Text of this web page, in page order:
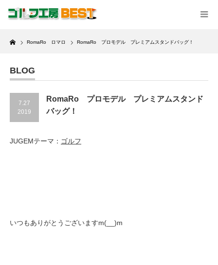
Home
RomaRo ロマロ RomaRo プロモデル プレミアムスタンドバッグ！
BLOG
7.27
2019
RomaRo プロモデル プレミアムスタンド
バッグ！
JUGEMテーマ： ゴルフ
いつもありがとうございますm(__)m